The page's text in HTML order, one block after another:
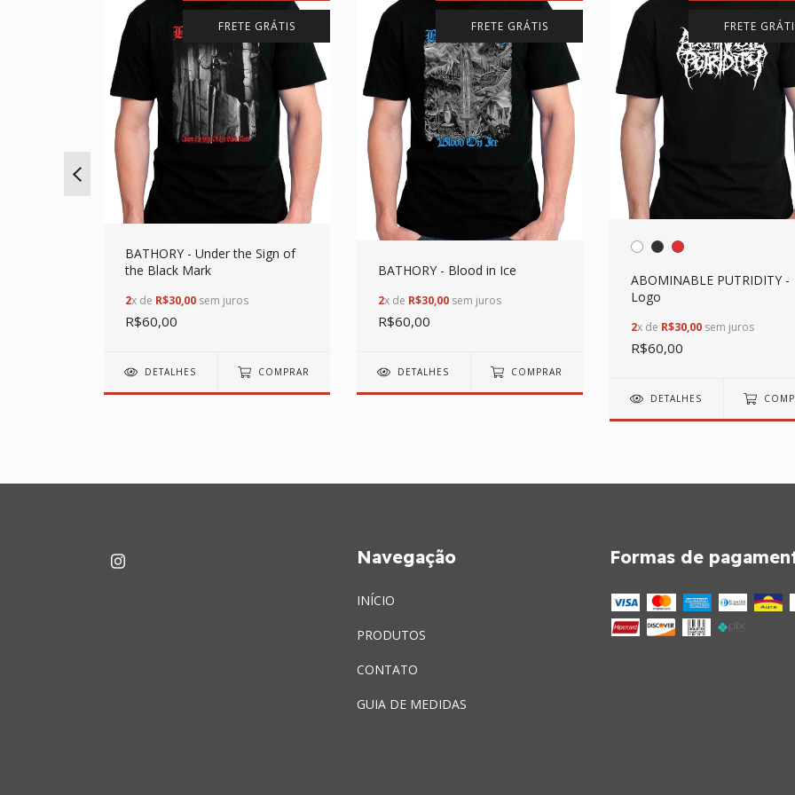
FRETE GRÁTIS
BATHORY - Under the Sign of
the Black Mark
2x de R$30,00 sem juros
R$60,00
DETALHES COMPRAR
FRETE GRÁTIS
BATHORY - Blood in Ice
2x de R$30,00 sem juros
R$60,00
DETALHES COMPRAR
FRETE
ABOMINABLE PUTRIDITY -
Logo
2x de R$30,00 sem juros
R$60,00
DETALHES
Navegação
INÍCIO
PRODUTOS
CONTATO
GUIA DE MEDIDAS
Formas de